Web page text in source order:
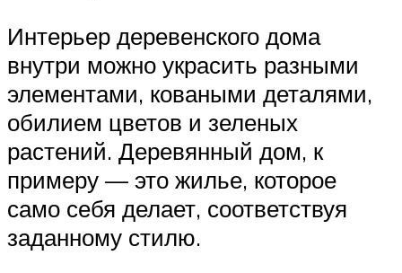
Интерьер деревенского дома
внутри можно украсить разными
элементами, коваными деталями,
обилием цветов и зеленых
растений. Деревянный дом, к
примеру — это жилье, которое
само себя делает, соответствуя
заданному стилю.